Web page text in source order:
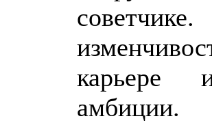
карьере
амбиции.